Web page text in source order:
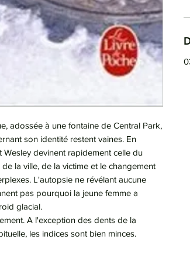
adossée à une fontaine de Central Park,
son identité restent vaines. En
Wesley devinent rapidement celle du
la ville, de la victime et le changement
L'autopsie ne révélant aucune
pas pourquoi la jeune femme a
glacial.
A l'exception des dents de la
les indices sont bien minces.